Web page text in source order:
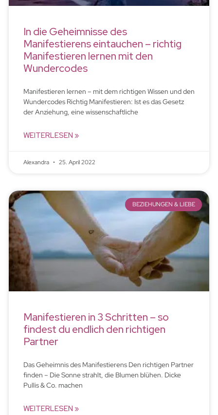
In die Geheimnisse des
Manifestierens eintauchen – richtig
Manifestieren lernen mit den
Wundercodes
Manifestieren lernen – mit dem richtigen Wissen und den
Wundercodes Richtig Manifestieren: Ist es das Gesetz
der Anziehung, eine wissenschaftliche
WEITERLESEN »
Alexandra 25. April 2022
BEZIEHUNGEN & LIEBE
Manifestieren in 3 Schritten – so
findest du endlich den richtigen
Partner
Das Geheimnis des Manifestierens Den richtigen Partner
finden – Die Sonne strahlt, die Blumen blühen. Dicke
Pullis & Co. machen
WEITERLESEN »